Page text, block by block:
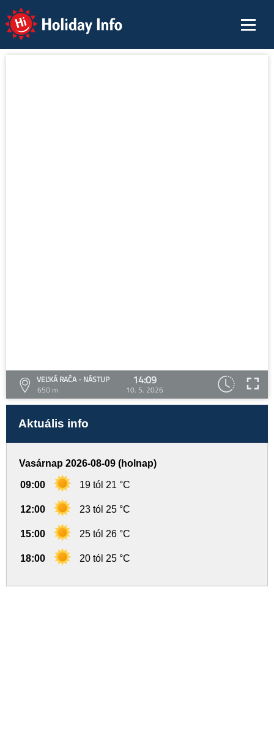
Holiday Info
VEĽKÁ RAČA - NÁSTUP
650 m
14:09
10. 5. 2026
Aktuális info
Vasárnap 2026-08-09 (holnap)
09:00 19 tól 21 °C
12:00 23 tól 25 °C
15:00 25 tól 26 °C
18:00 20 tól 25 °C